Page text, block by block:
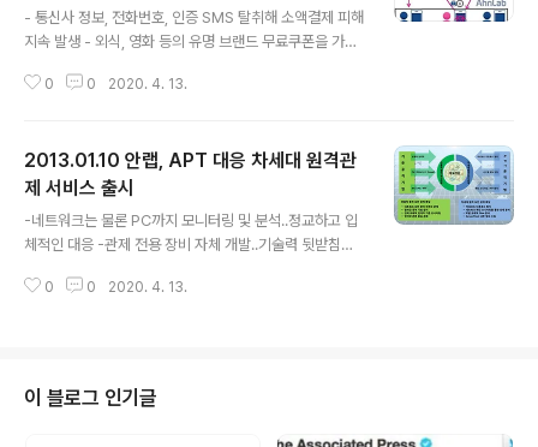
- 통신사 정보, 전화번호, 인증 SMS 탈취해 소액결제 피해
지속 발생 - 외식, 영화 등의 유명 브랜드 무료쿠폰을 가장
사용자가 볼 수 없어 피해 확대 우려 스마트폰 소액결제를
로벌 보안 기업 안랩(구 안철수 연구소, 대표 김홍선, ww
w.ahnlab.com)은 지난 11월 국내 첫 금전 피해 사례를
발생시켰던 안드로이드 악성코드 ‘체스트(chest)’가 발견
된 이후, 동일 악성코드 및 변종에 의한 소액결제 피해가 지
악성코드는 10여 개에 이르며 변종 악성코드가 계속 발견
0 0 2020. 4. 13.
2013.01.10 안랩, APT 대응 차세대 원격관
제 서비스 출시
-네트워크는 물론 PC까지 모니터링 및 분석..정교하고 입
체적인 대응 -관제 전용 장비 자체 개발..기술력 뒷받침된
안철수연구소, 대표 김홍선, www.ahnlab.com)은 10일
분야의 새로운 패러다임을 주도하게 됐다. 지난해 융합관
제 서비스로 파견관제의 패러다임을 제시한 데 이은 것이
다. 안랩의 차세대 원격관제 서비스는 기존 탐지/대응의 기
0 0 2020. 4. 13.
이 블로그 인기글